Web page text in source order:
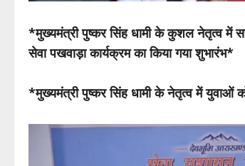
*मुख्यमंत्री पुष्कर सिंह धामी के कुशल नेतृत्व में
सेवा पखवाड़ा कार्यक्रम का किया गया शुभारंभ*
*मुख्यमंत्री पुष्कर सिंह धामी के नेतृत्व में युवाओं